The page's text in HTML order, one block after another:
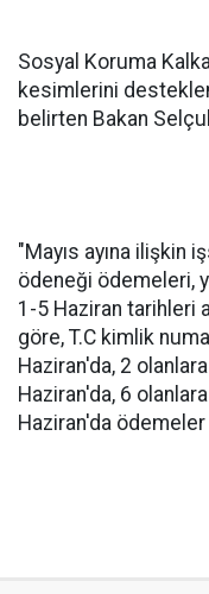
Sosyal Koruma
kesimlerini
belirten Bakan
"Mayıs ayına ilişkin
ödeneği ödemeleri,
1-5 Haziran tarihleri
göre, T.C kimlik
Haziran'da, 2
Haziran'da, 6
Haziran'da ödemeler